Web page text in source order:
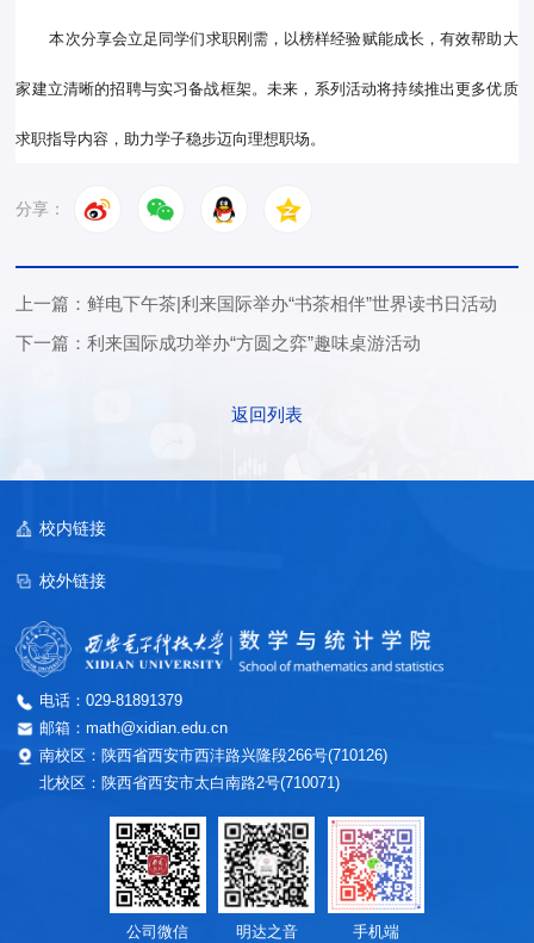
本次分享会立足同学们求职刚需，以榜样经验赋能成长，有效帮助大
家建立清晰的招聘与实习备战框架。未来，系列活动将持续推出更多优质
求职指导内容，助力学子稳步迈向理想职场。
分享：
上一篇：鲜电下午茶|​利来国际举办“书茶相伴”世界读书日活动
下一篇：利来国际成功举办“方圆之弈”趣味桌游活动
返回列表
电话：029-81891379
邮箱：math@xidian.edu.cn
南校区：陕西省西安市西沣路兴隆段266号(710126)
北校区：陕西省西安市太白南路2号(710071)
校内链接
校外链接
公司微信 明达之音 手机端